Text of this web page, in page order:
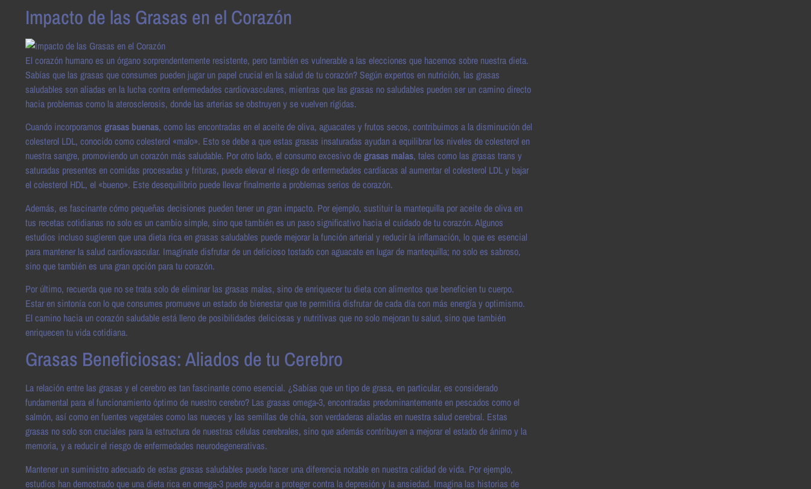
Impacto de las Grasas en el Corazón
El corazón humano es un órgano sorprendentemente resistente, pero también es vulnerable a las elecciones que hacemos sobre nuestra dieta.
Sabías que las grasas que consumes pueden jugar un papel crucial en la salud de tu corazón? Según expertos en nutrición, las grasas
saludables son aliadas en la lucha contra enfermedades cardiovasculares, mientras que las grasas no saludables pueden ser un camino directo
hacia problemas como la aterosclerosis, donde las arterias se obstruyen y se vuelven rígidas.
Cuando incorporamos grasas buenas, como las encontradas en el aceite de oliva, aguacates y frutos secos, contribuimos a la disminución del
colesterol LDL, conocido como colesterol «malo». Esto se debe a que estas grasas insaturadas ayudan a equilibrar los niveles de colesterol en
nuestra sangre, promoviendo un corazón más saludable. Por otro lado, el consumo excesivo de grasas malas, tales como las grasas trans y
saturadas presentes en comidas procesadas y frituras, puede elevar el riesgo de enfermedades cardíacas al aumentar el colesterol LDL y bajar
el colesterol HDL, el «bueno». Este desequilibrio puede llevar finalmente a problemas serios de corazón.
Además, es fascinante cómo pequeñas decisiones pueden tener un gran impacto. Por ejemplo, sustituir la mantequilla por aceite de oliva en
tus recetas cotidianas no solo es un cambio simple, sino que también es un paso significativo hacia el cuidado de tu corazón. Algunos
estudios incluso sugieren que una dieta rica en grasas saludables puede mejorar la función arterial y reducir la inflamación, lo que es esencial
para mantener la salud cardiovascular. Imagínate disfrutar de un delicioso tostado con aguacate en lugar de mantequilla; no solo es sabroso,
sino que también es una gran opción para tu corazón.
Por último, recuerda que no se trata solo de eliminar las grasas malas, sino de enriquecer tu dieta con alimentos que beneficien tu cuerpo.
Estar en sintonía con lo que consumes promueve un estado de bienestar que te permitirá disfrutar de cada día con más energía y optimismo.
El camino hacia un corazón saludable está lleno de posibilidades deliciosas y nutritivas que no solo mejoran tu salud, sino que también
enriquecen tu vida cotidiana.
Grasas Beneficiosas: Aliados de tu Cerebro
La relación entre las grasas y el cerebro es tan fascinante como esencial. ¿Sabías que un tipo de grasa, en particular, es considerado
fundamental para el funcionamiento óptimo de nuestro cerebro? Las grasas omega-3, encontradas predominantemente en pescados como el
salmón, así como en fuentes vegetales como las nueces y las semillas de chía, son verdaderas aliadas en nuestra salud cerebral. Estas
grasas no solo son cruciales para la estructura de nuestras células cerebrales, sino que además contribuyen a mejorar el estado de ánimo y la
memoria, y a reducir el riesgo de enfermedades neurodegenerativas.
Mantener un suministro adecuado de estas grasas saludables puede hacer una diferencia notable en nuestra calidad de vida. Por ejemplo,
estudios han demostrado que una dieta rica en omega-3 puede ayudar a proteger contra la depresión y la ansiedad. Imagina las historias de